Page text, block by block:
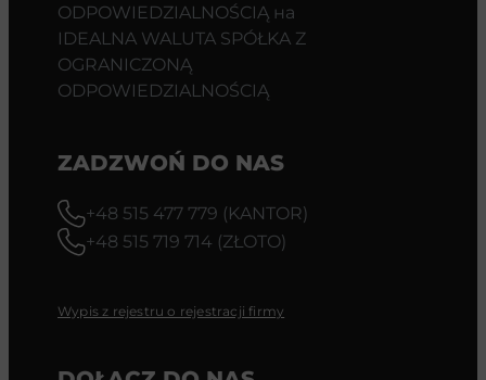
ODPOWIEDZIALNOŚCIĄ на
IDEALNA WALUTA SPÓŁKA Z
OGRANICZONĄ
ODPOWIEDZIALNOŚCIĄ
ZADZWOŃ DO NAS
+48 515 477 779 (KANTOR)
+48 515 719 714 (ZŁOTO)
Wypis z rejestru o rejestracji firmy